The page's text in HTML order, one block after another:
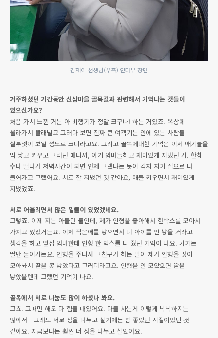
김재이 선생님(우측) 인터뷰 장면
거주하셨던 기간동안 신삼마을 골목길과 관련해서 기억나는 것들이
있으신가요?
처음 가서 느낀 거는 아 비행기가 정말 크구나! 하는 거였죠. 옥상에
올라가서 빨래널고 그러다 보면 진짜 큰 여객기는 안에 있는 사람들
실루엣이 보일 정도로 크더라고요. 그리고 골목에대한 기억은 이제 애기들을
막 낳고 키우고 그러던 때니까, 아기 엄마들하고 재미있게 지냈던 거. 한참
수다 떨다가 저녁시간이 되면 언제 그랬냐는 듯이 각자 자기 집으로 다
들어가고 그랬어요. 서로 잘 지냈던 것 같아요, 애들 키우면서 재미있게
지냈었죠.
서로 어울리면서 많은 일들이 있었겠네요.
그렇죠. 이제 저는 아들만 둘인데, 제가 인형을 좋아해서 한박스를 모아서
가지고 있었거든요. 이제 작은애를 낳으면서 더 아이를 안 낳을 거라고
생각을 하고 앞집 엄마한테 인형 한 박스를 다 줬던 기억이 나요. 거기는
딸만 둘이거든요. 인형을 주니까 그친구가 하는 말이 제가 인형을 많이
모아놔서 딸을 못 낳았다고 그러더라고요. 인형을 안 모았으면 딸을
낳았을텐데 그랬던 기억이 나요.
골목에서 서로 나눔도 많이 하셨나 봐요.
그쵸. 그때만 해도 다 힘들 때였어요. 다들 사는게 이렇게 넉넉하지는
않아서…그래도 서로 정을 나누고 살기에는 참 좋았던 시절이었던 것
같아요. 지금보다는 훨씬 더 정을 나누고 살았어요.